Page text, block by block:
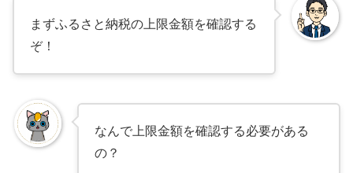
まずふるさと納税の上限金額を確認する
ぞ！
なんで上限金額を確認する必要がある
の？